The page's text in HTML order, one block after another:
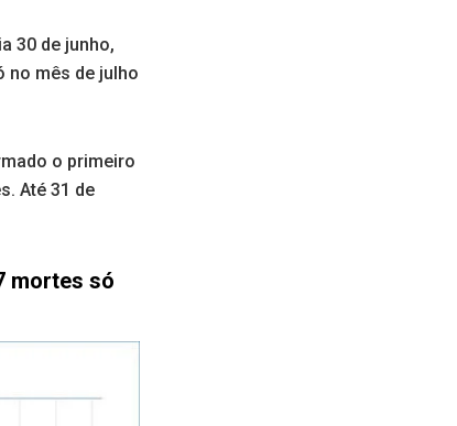
30 de junho,
no mês de julho
o primeiro
Até 31 de
mortes só